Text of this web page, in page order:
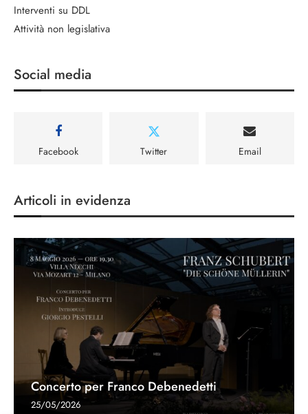
Interventi su DDL
Attività non legislativa
Social media
Facebook Twitter Email
Articoli in evidenza
Concerto per Franco Debenedetti
25/05/2026